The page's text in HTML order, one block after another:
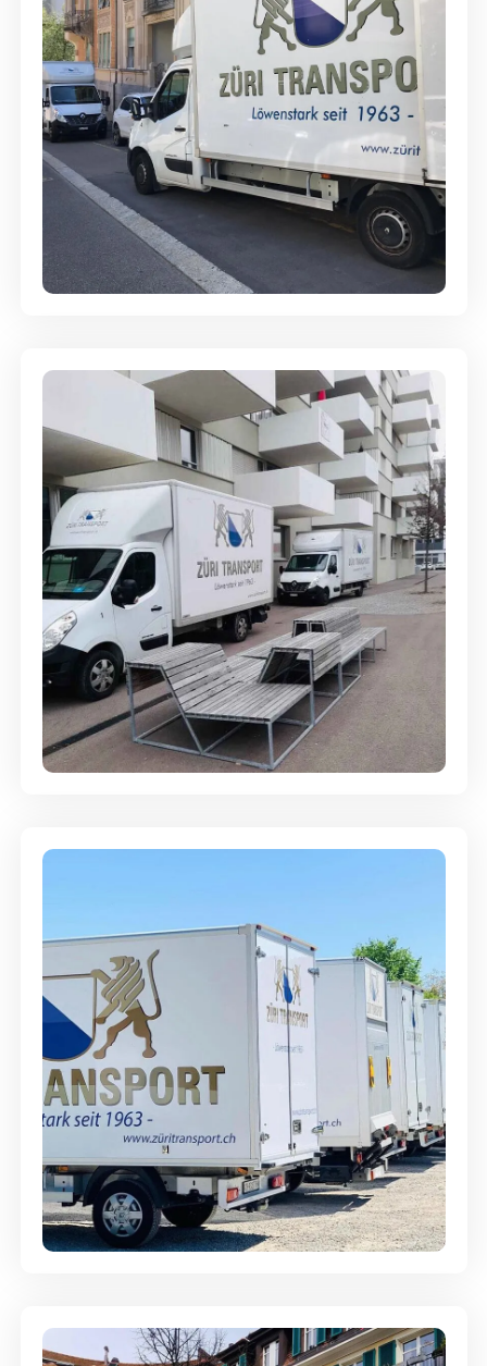
Full-Service - Für Privatumzüge
Umzugsreinigung - mit
Abgabegarantie
Möbellagerung - Alles sicher
aufbewahrt